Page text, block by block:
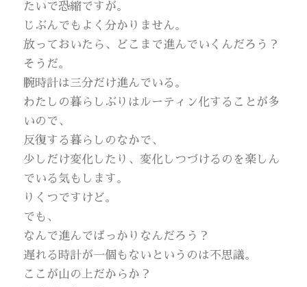
たいで恐縮ですが。
じぶんでもよく分かりません。
放っておいたら、どこまで進んでいくんだろう？
そうだ。
腕時計は三分だけ進んでいる。
わたしの暮らしぶりはルーティン化することが多
いので、
反復する暮らしのなかで、
少しだけ変化したり、変化しつづけるのを楽しん
でいる気もします。
りくつですけど。
でも、
なんで進んでばっかりなんだろう？
遅れる時計が一個もないというのは不思議。
ここが山の上だからか？